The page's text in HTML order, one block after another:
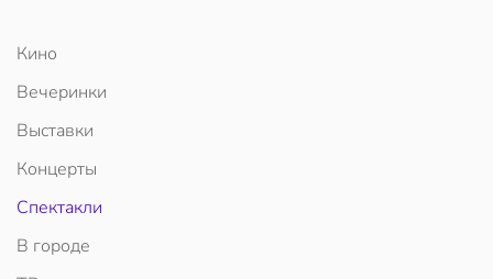
Кино
Вечеринки
Выставки
Концерты
Спектакли
В городе